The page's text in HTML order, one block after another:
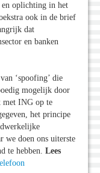
en oplichting in het
ook in de brief
dat
en banken
‘spoofing’ die
mogelijk door
met ING op te
het principe
we doen ons uiterste
te hebben. Lees